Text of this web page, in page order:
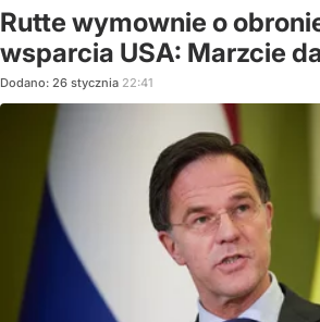
Rutte wymownie o
wsparcia USA: Marzcie
Dodano: 26 stycznia 22:41